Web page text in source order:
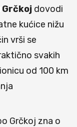
Grčkoj dovodi
kućice nižu
vrši se
svakih
od 100 km
Grčkoj zna o